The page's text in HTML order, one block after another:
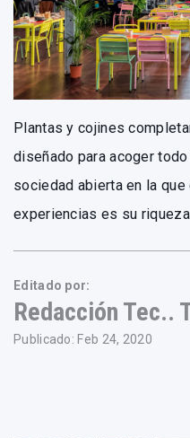
Plantas y cojines
diseñado para acoger
sociedad abierta en la
experiencias es su
Editado por:
Redacción Tec..
Publicado: Feb 24, 2020